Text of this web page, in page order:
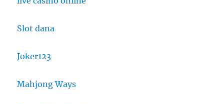
Slot dana
Joker123
Mahjong Ways